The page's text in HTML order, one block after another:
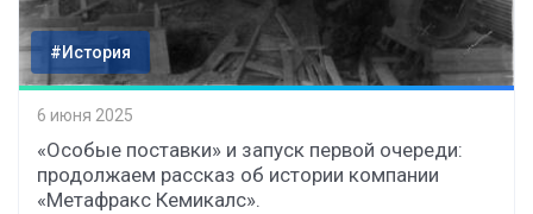
#История
6 июня 2025
«Особые поставки» и запуск первой очереди:
продолжаем рассказ об истории компании
«Метафракс Кемикалс».